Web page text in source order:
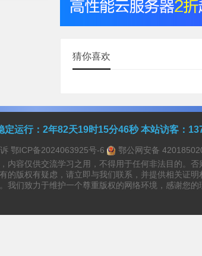
猜你喜欢
定运行： 2年82天19时15分46秒 本站访客：
鄂ICP备2024063925号-6
鄂公网安备
内容仅供交流学习之用，不得用于任何非法目的。否
的版权有疑虑，请立即与我们联系，并提供相关证明
们致力于维护一个尊重版权的网络环境，感谢您的